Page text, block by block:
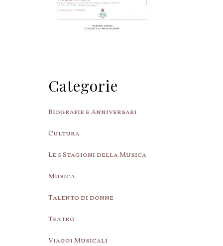
Categorie
Biografie e Anniversari
Cultura
Le 5 Stagioni della Musica
Musica
Talento di donne
Teatro
Viaggi Musicali